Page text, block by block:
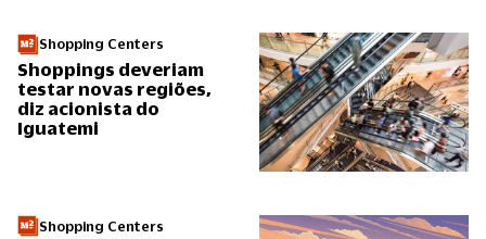
Shopping Centers
Shoppings deveriam
testar novas regiões,
diz acionista do
Iguatemi
Shopping Centers